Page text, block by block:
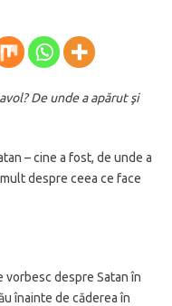
De unde a apărut şi
– cine a fost, de unde a
despre ceea ce face
vorbesc despre Satan în
înainte de căderea în